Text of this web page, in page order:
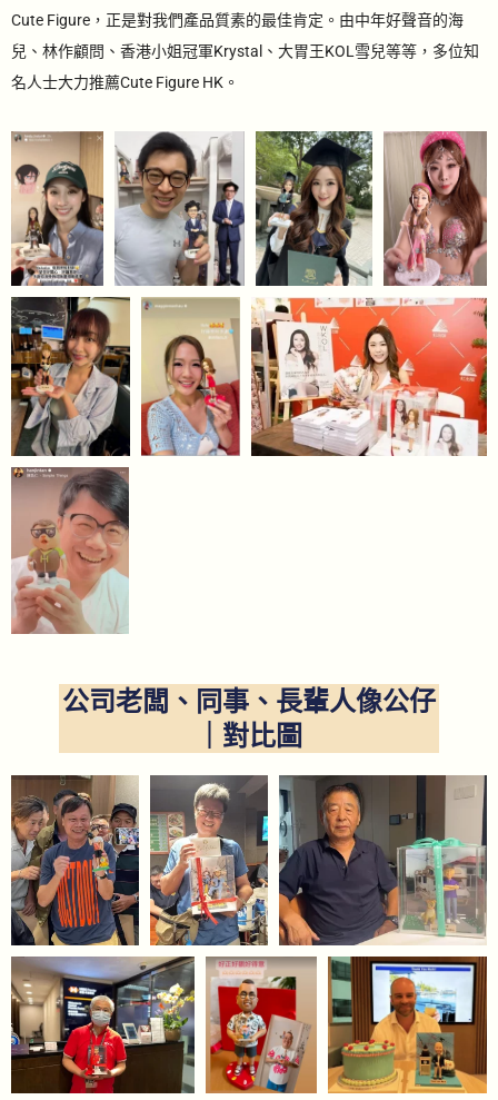
Cute Figure，正是對我們產品質素的最佳肯定。由中年好聲音的海
兒、林作顧問、香港小姐冠軍Krystal、大胃王KOL雪兒等等，多位知
名人士大力推薦Cute Figure HK。
公司老闆、同事、長輩人像公仔
｜對比圖